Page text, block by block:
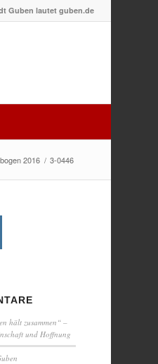
Guben lautet guben.de
2016 / 3-0446
hält zusammen“ –
und Hoffnung